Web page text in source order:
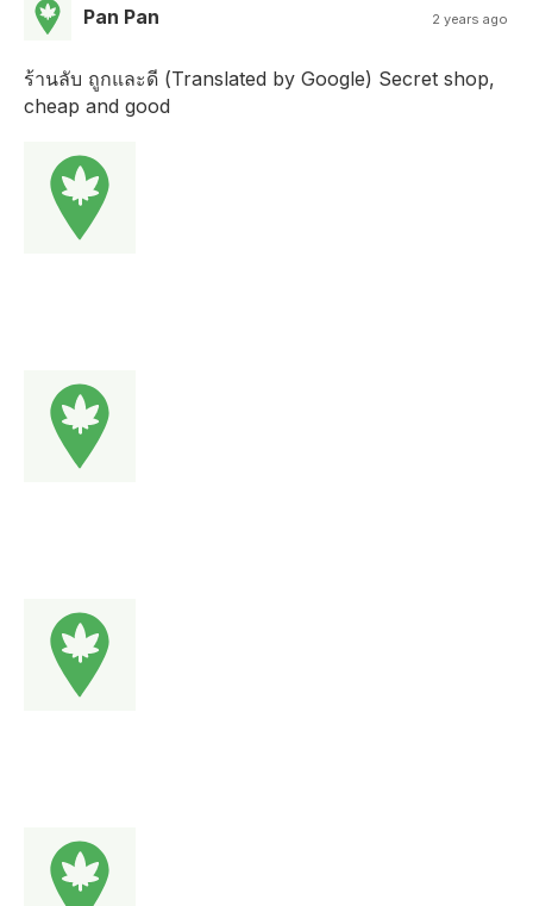
Pan Pan 2 years ago
ร้านลับ ถูกและดี (Translated by Google) Secret shop,
cheap and good